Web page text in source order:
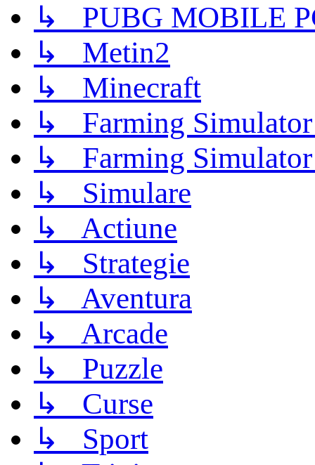
↳ PUBG MOBILE
↳ Metin2
↳ Minecraft
↳ Farming
↳ Farming
↳ Simulare
↳ Actiune
↳ Strategie
↳ Aventura
↳ Arcade
↳ Puzzle
↳ Curse
↳ Sport